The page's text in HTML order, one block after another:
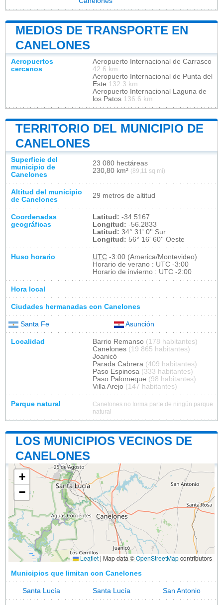
MEDIOS DE TRANSPORTE EN
CANELONES
Aeropuertos
cercanos
Aeropuerto Internacional de Carrasco
42.6 km
Aeropuerto Internacional de Punta del
Este 132.3 km
Aeropuerto Internacional Laguna de
los Patos 136.6 km
TERRITORIO DEL MUNICIPIO DE
CANELONES
Superficie del
municipio de
Canelones
23 080 hectáreas
230,80 km² (89,11 sq mi)
Altitud del municipio
de Canelones
29 metros de altitud
Coordenadas
geográficas
Latitud: -34.5167
Longitud: -56.2833
Latitud: 34° 31' 0'' Sur
Longitud: 56° 16' 60'' Oeste
Huso horario UTC -3:00 (America/Montevideo)
Horario de verano : UTC -3:00
Horario de invierno : UTC -2:00
Hora local
Ciudades hermanadas con Canelones
Santa Fe Asunción
Localidad Barrio Remanso (178 habitantes)
Canelones (19 865 habitantes)
Joanicó
Parada Cabrera (409 habitantes)
Paso Espinosa (333 habitantes)
Paso Palomeque (98 habitantes)
Villa Arejo (147 habitantes)
Parque natural
Canelones no forma parte de ningún parque
natural
LOS MUNICIPIOS VECINOS DE
CANELONES
+
−
Leaflet | Map data ©OpenStreetMapcontributors
Municipios que limitan con Canelones
Santa Lucía Santa Lucía San Antonio